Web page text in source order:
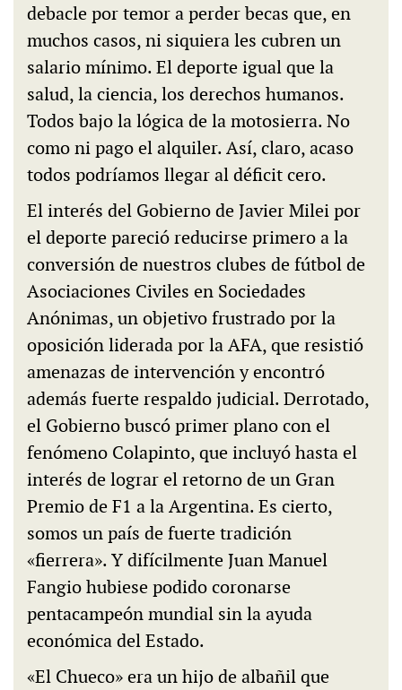
debacle por temor a perder becas que, en
muchos casos, ni siquiera les cubren un
salario mínimo. El deporte igual que la
salud, la ciencia, los derechos humanos.
Todos bajo la lógica de la motosierra. No
como ni pago el alquiler. Así, claro, acaso
todos podríamos llegar al déficit cero.
El interés del Gobierno de Javier Milei por
el deporte pareció reducirse primero a la
conversión de nuestros clubes de fútbol de
Asociaciones Civiles en Sociedades
Anónimas, un objetivo frustrado por la
oposición liderada por la AFA, que resistió
amenazas de intervención y encontró
además fuerte respaldo judicial. Derrotado,
el Gobierno buscó primer plano con el
fenómeno Colapinto, que incluyó hasta el
interés de lograr el retorno de un Gran
Premio de F1 a la Argentina. Es cierto,
somos un país de fuerte tradición
«fierrera». Y difícilmente Juan Manuel
Fangio hubiese podido coronarse
pentacampeón mundial sin la ayuda
económica del Estado.
«El Chueco» era un hijo de albañil que